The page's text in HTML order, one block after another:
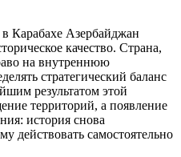
Карабахе Азербайджан
качество. Страна,
на внутреннюю
стратегический баланс
результатом этой
территорий, а появление
история снова
действовать самостоятельно